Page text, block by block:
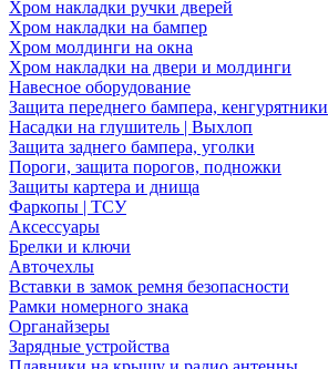
Хром накладки ручки дверей
Хром накладки на бампер
Хром молдинги на окна
Хром накладки на двери и молдинги
Навесное оборудование
Защита переднего бампера, кенгурятники
Насадки на глушитель | Выхлоп
Защита заднего бампера, уголки
Пороги, защита порогов, подножки
Защиты картера и днища
Фаркопы | ТСУ
Аксессуары
Брелки и ключи
Авточехлы
Вставки в замок ремня безопасности
Рамки номерного знака
Органайзеры
Зарядные устройства